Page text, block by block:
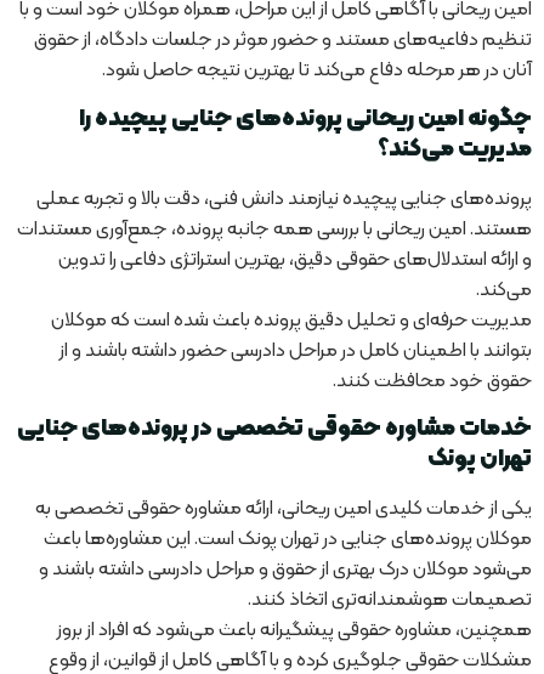
امین ریحانی با آگاهی کامل از این مراحل، همراه موکلان خود است و با
تنظیم دفاعیه‌های مستند و حضور موثر در جلسات دادگاه، از حقوق
آنان در هر مرحله دفاع می‌کند تا بهترین نتیجه حاصل شود.
چگونه امین ریحانی پرونده‌های جنایی پیچیده را
مدیریت می‌کند؟
پرونده‌های جنایی پیچیده نیازمند دانش فنی، دقت بالا و تجربه عملی
هستند. امین ریحانی با بررسی همه جانبه پرونده، جمع‌آوری مستندات
و ارائه استدلال‌های حقوقی دقیق، بهترین استراتژی دفاعی را تدوین
می‌کند.
مدیریت حرفه‌ای و تحلیل دقیق پرونده باعث شده است که موکلان
بتوانند با اطمینان کامل در مراحل دادرسی حضور داشته باشند و از
حقوق خود محافظت کنند.
خدمات مشاوره حقوقی تخصصی در پرونده‌های جنایی
تهران پونک
یکی از خدمات کلیدی امین ریحانی، ارائه مشاوره حقوقی تخصصی به
موکلان پرونده‌های جنایی در تهران پونک است. این مشاوره‌ها باعث
می‌شود موکلان درک بهتری از حقوق و مراحل دادرسی داشته باشند و
تصمیمات هوشمندانه‌تری اتخاذ کنند.
همچنین، مشاوره حقوقی پیشگیرانه باعث می‌شود که افراد از بروز
مشکلات حقوقی جلوگیری کرده و با آگاهی کامل از قوانین، از وقوع